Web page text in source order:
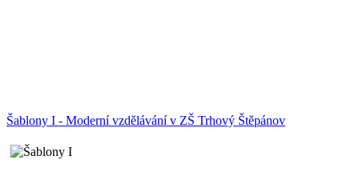
Šablony I - Moderní vzdělávání v ZŠ Trhový Štěpánov